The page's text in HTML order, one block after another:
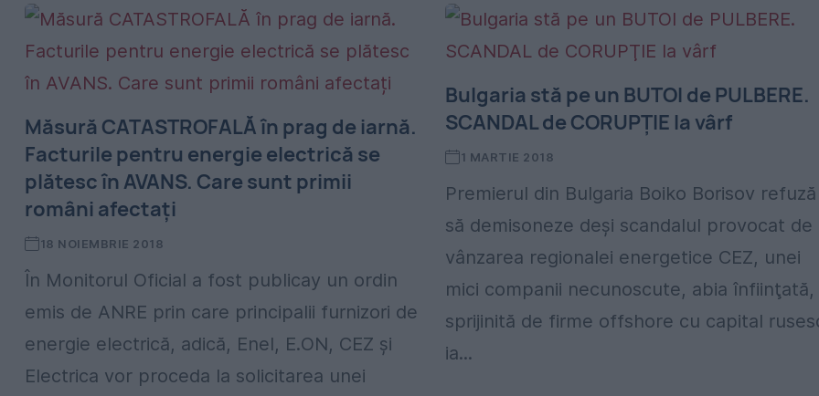
Măsură CATASTROFALĂ în prag de iarnă.
Facturile pentru energie electrică se
plătesc în AVANS. Care sunt primii
români afectați
18 NOIEMBRIE 2018
În Monitorul Oficial a fost publicay un ordin
emis de ANRE prin care principalii furnizori de
energie electrică, adică, Enel, E.ON, CEZ și
Electrica vor proceda la solicitarea unei
Bulgaria stă pe un BUTOI de PULBERE.
SCANDAL de CORUPŢIE la vârf
1 MARTIE 2018
Premierul din Bulgaria Boiko Borisov refuză
să demisoneze deşi scandalul provocat de
vânzarea regionalei energetice CEZ, unei
mici companii necunoscute, abia înfiinţată,
sprijinită de firme offshore cu capital
ia...